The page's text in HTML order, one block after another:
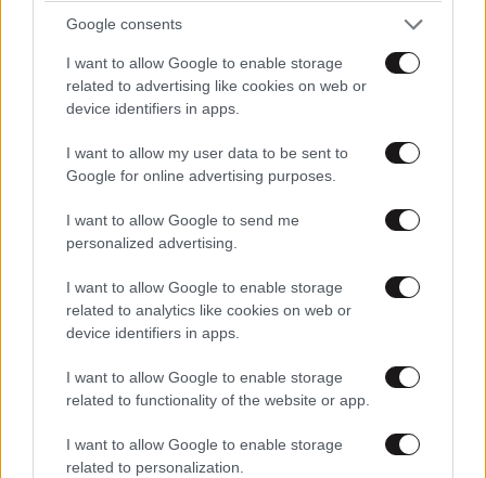
Google consents
I want to allow Google to enable storage
related to advertising like cookies on web or
device identifiers in apps.
I want to allow my user data to be sent to
Google for online advertising purposes.
I want to allow Google to send me
personalized advertising.
I want to allow Google to enable storage
related to analytics like cookies on web or
device identifiers in apps.
I want to allow Google to enable storage
related to functionality of the website or app.
I want to allow Google to enable storage
related to personalization.
Ακολουθήστε τοNEWSBEAST στοGoogle News
και μάθετε πρώτοι όλες τις ειδήσεις